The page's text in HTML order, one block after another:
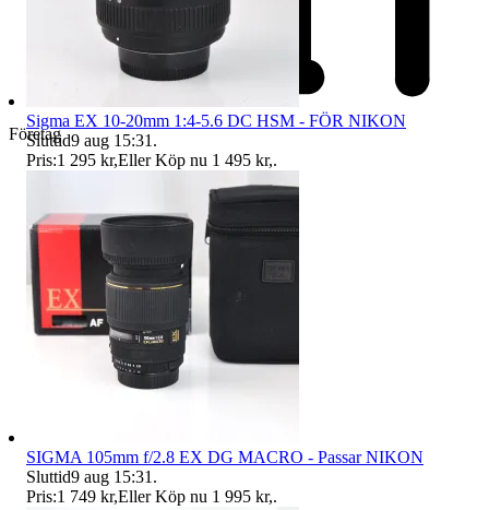
Företag
Sigma EX 10-20mm 1:4-5.6 DC HSM - FÖR NIKON
Sluttid9 aug 15:31 .
Pris:1 295 kr,Eller Köp nu 1 495 kr,.
SIGMA 105mm f/2.8 EX DG MACRO - Passar NIKON
Sluttid9 aug 15:31 .
Pris:1 749 kr,Eller Köp nu 1 995 kr,.